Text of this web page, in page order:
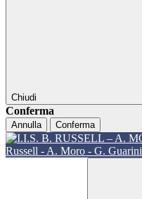
Chiudi
Conferma
Annulla Conferma
Russell - A. Moro - G. Guarini